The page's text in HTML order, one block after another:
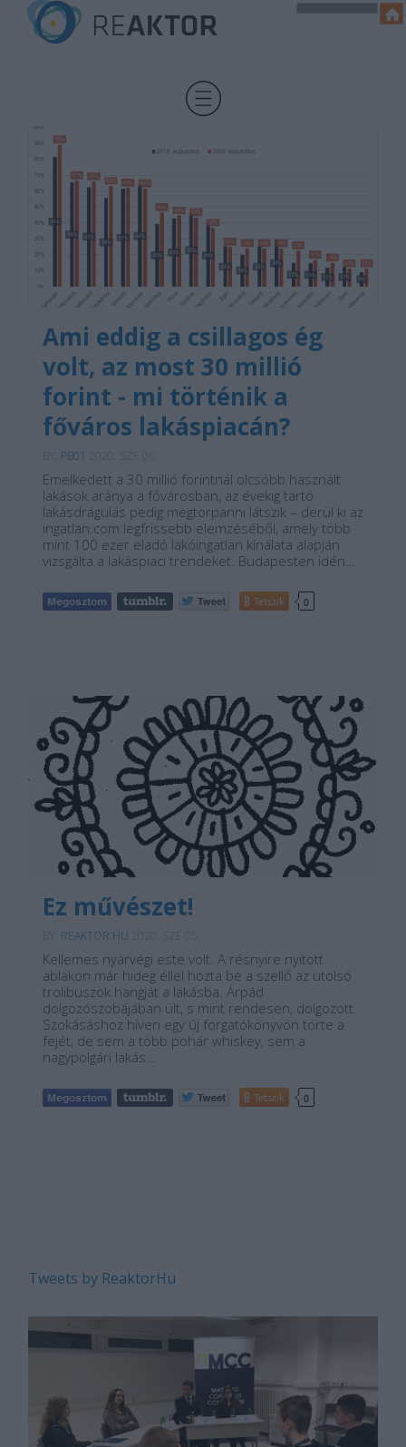
Ami eddig a csillagos ég
volt, az most 30 millió
forint - mi történik a
főváros lakáspiacán?
PB01
Emelkedett a 30 millió forintnál olcsóbb használt
lakások aránya a fővárosban, az évekig tartó
lakásdrágulás pedig megtorpanni látszik – derül ki az
ingatlan.com legfrissebb elemzéséből, amely több
mint 100 ezer eladó lakóingatlan kínálata alapján
vizsgálta a lakáspiaci trendeket. Budapesten idén…
Tetszik 0
Ez művészet!
REAKTOR.HU
Kellemes nyárvégi este volt. A résnyire nyitott
ablakon már hideg éllel hozta be a szellő az utolsó
trolibuszok hangját a lakásba. Árpád
dolgozószobájában ült, s mint rendesen, dolgozott.
Szokásáshoz híven egy új forgatókönyvön törte a
fejét, de sem a több pohár whiskey, sem a
nagypolgári lakás…
Tetszik 0
Tweets by ReaktorHu